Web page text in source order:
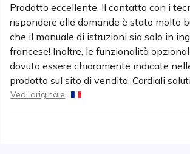
Prodotto eccellente. Il contatto con i
rispondere alle domande è stato molto
che il manuale di istruzioni sia solo in
francese! Inoltre, le funzionalità
dovuto essere chiaramente indicate
prodotto sul sito di vendita. Cordiali saluti.
Vedi originale